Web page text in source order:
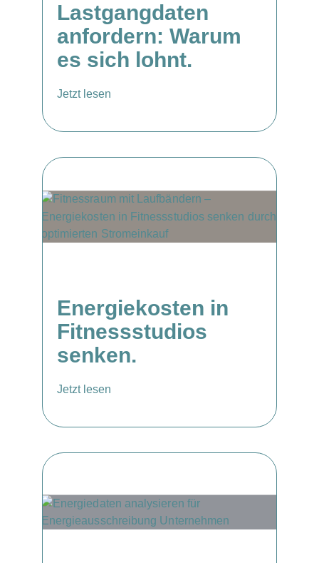
Lastgangdaten
anfordern: Warum
es sich lohnt.
Jetzt lesen
Energiekosten in
Fitnessstudios
senken.
Jetzt lesen